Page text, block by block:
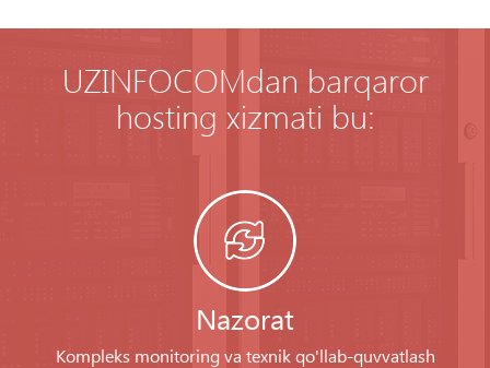
UZINFOCOMdan barqaror
hosting xizmati bu:
Nazorat
Kompleks monitoring va texnik qo'llab-quvvatlash